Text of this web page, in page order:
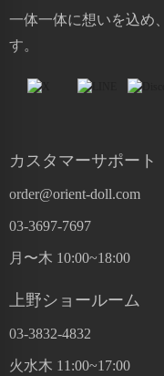
一体一体に想いを込め
す。
カスタマーサポート
order@orient-doll.com
03-3697-7697
月〜木 10:00~18:00
上野ショールーム
03-3832-4832
火水木 11:00~17:00